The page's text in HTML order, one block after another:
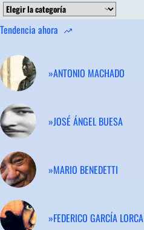
Categorías
Tendencia ahora
»ANTONIO MACHADO
»JOSÉ ÁNGEL BUESA
»MARIO BENEDETTI
»FEDERICO GARCÍA LORCA